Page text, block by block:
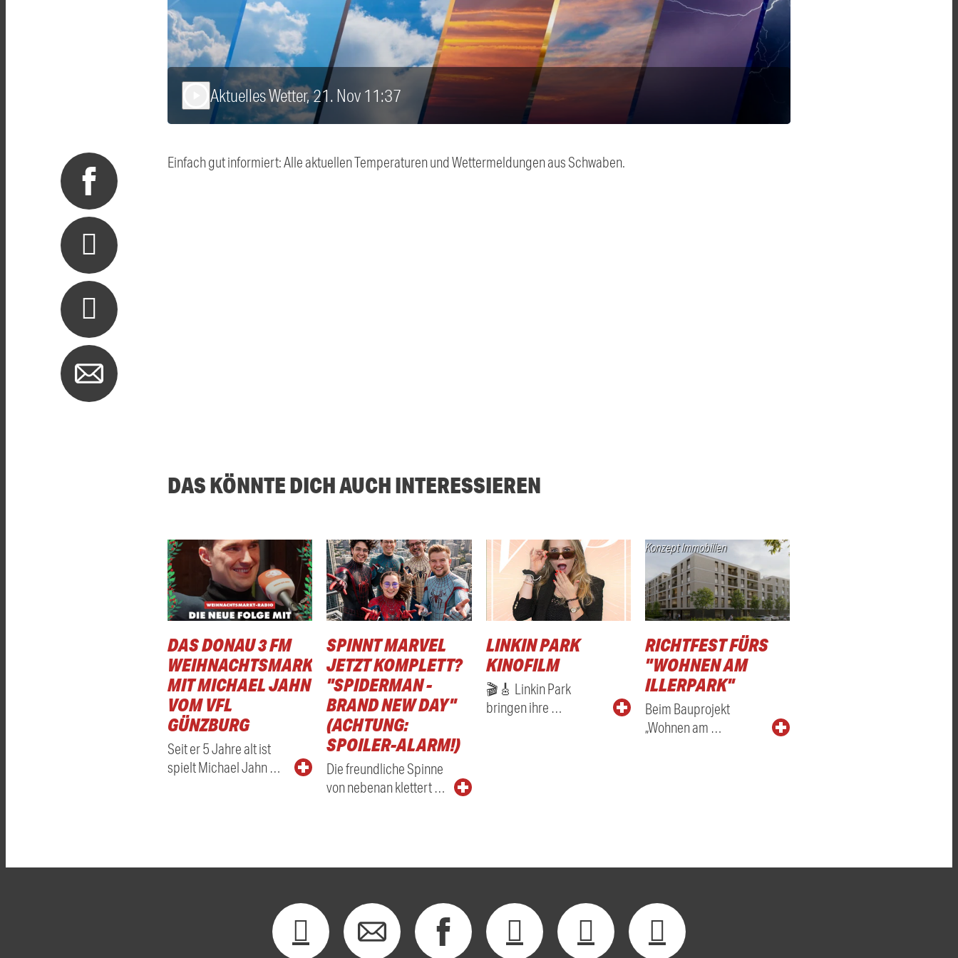
Aktuelles Wetter, 21. Nov 11:37
Einfach gut informiert: Alle aktuellen Temperaturen und Wettermeldungen aus Schwaben.
DAS KÖNNTE DICH AUCH INTERESSIEREN
DAS DONAU 3 FM
WEIHNACHTSMARKTRADIO
MIT MICHAEL JAHN
VOM VFL
GÜNZBURG
Seit er 5 Jahre alt ist
spielt Michael Jahn …
SPINNT MARVEL
JETZT KOMPLETT?
"SPIDERMAN -
BRAND NEW DAY"
(ACHTUNG:
SPOILER-ALARM!)
Die freundliche Spinne
von nebenan klettert …
LINKIN PARK
KINOFILM
🎬🎸 Linkin Park
bringen ihre …
Konzept Immobilien
RICHTFEST FÜRS
"WOHNEN AM
ILLERPARK"
Beim Bauprojekt
„Wohnen am …